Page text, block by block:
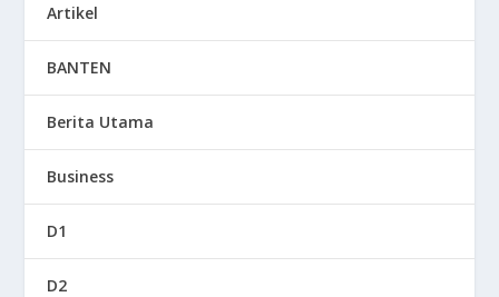
Artikel
BANTEN
Berita Utama
Business
D1
D2